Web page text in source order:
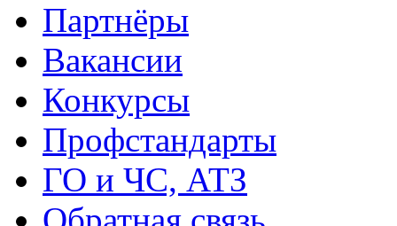
Партнёры
Вакансии
Конкурсы
Профстандарты
ГО и ЧС, АТЗ